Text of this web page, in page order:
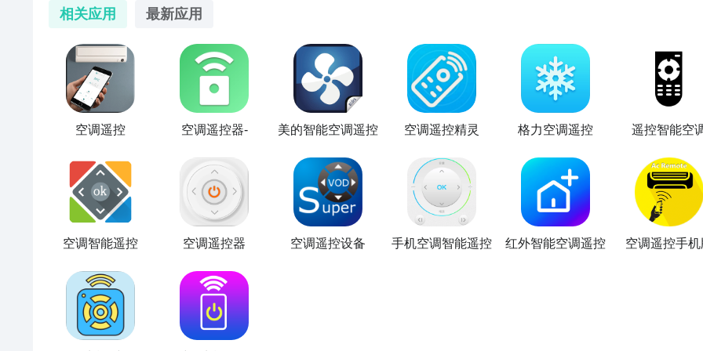
相关应用 最新应用
空调遥控 空调遥控器- 美的智能空调遥控 空调遥控精灵 格力空调遥控 遥控智能空
空调智能遥控 空调遥控器 空调遥控设备 手机空调智能遥控 红外智能空调遥控 空调遥控手机